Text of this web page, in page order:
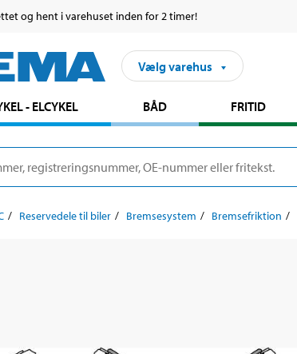
og hent i varehuset inden for 2 timer!
Vælg varehus
- ELCYKEL BÅD FRITID
Reservedele til biler Bremsesystem Bremsefriktion